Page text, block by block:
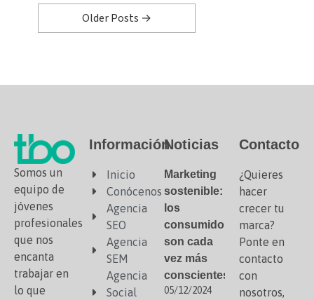
OlderPosts →
Somos un
equipo de
jóvenes
profesionales
que nos
encanta
trabajar en
lo que
Información
Inicio
Conócenos
Agencia
SEO
Agencia
SEM
Agencia
Social
Noticias
Marketing
sostenible:
los
consumidores
son cada
vez más
conscientes
05/12/2024
Contacto
¿Quieres
hacer
crecer tu
marca?
Ponte en
contacto
con
nosotros,